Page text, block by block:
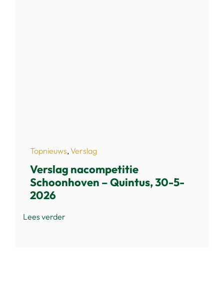
Topnieuws,Verslag
Verslag nacompetitie
Schoonhoven – Quintus, 30-5-
2026
Lees verder